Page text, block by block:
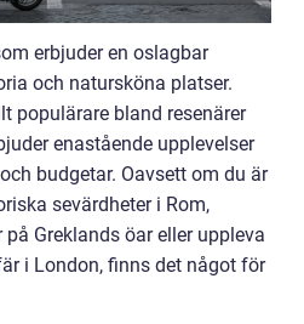
erbjuder en oslagbar
och natursköna platser.
populärare bland resenärer
enastående upplevelser
budgetar. Oavsett om du är
sevärdheter i Rom,
Greklands öar eller uppleva
i London, finns det något för